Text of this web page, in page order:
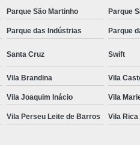
Ozonioterapia para Gatos e
Veterinário
Veterinário Animais Exóticos
Veterinário Especialista em
Veterinário Popular
Parque São Martinho Parque
Parque das Indústrias Parque
Santa Cruz Swift
Vila Brandina Vila
Vila Joaquim Inácio Vila
Vila Perseu Leite de Barros Vila Rica